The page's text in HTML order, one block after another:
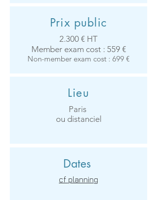
Prix public
2.300 € HT​
Member exam cost : 559 €​
Non-member exam cost : 699 €​
Lieu
Paris
ou distanciel
Dates
cf planning​